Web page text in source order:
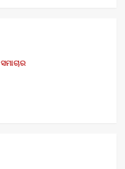
ସମାଚାର